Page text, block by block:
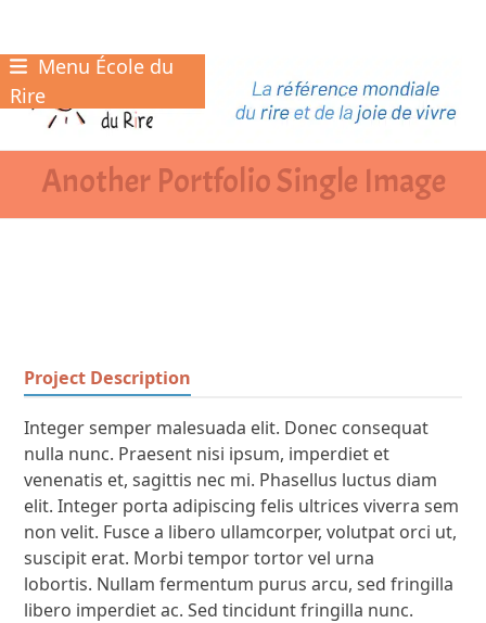
Skip
to
content
Menu École du
Rire
Another Portfolio Single Image
Project Description
Integer semper malesuada elit. Donec consequat
nulla nunc. Praesent nisi ipsum, imperdiet et
venenatis et, sagittis nec mi. Phasellus luctus diam
elit. Integer porta adipiscing felis ultrices viverra sem
non velit. Fusce a libero ullamcorper, volutpat orci ut,
suscipit erat. Morbi tempor tortor vel urna
lobortis. Nullam fermentum purus arcu, sed fringilla
libero imperdiet ac. Sed tincidunt fringilla nunc.